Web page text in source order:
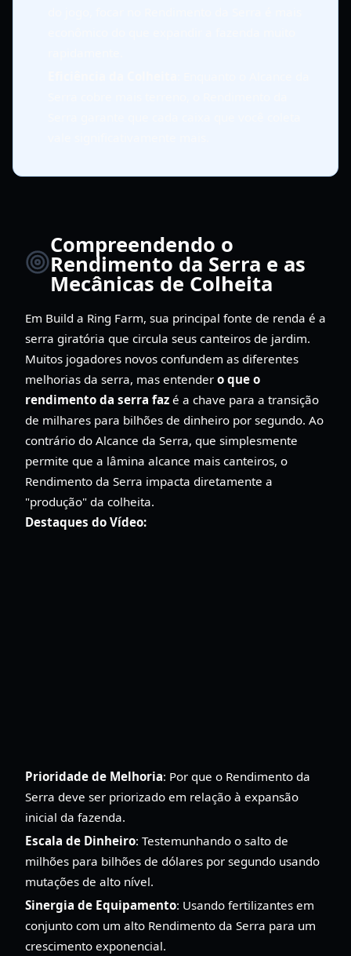
Compreendendo o
Rendimento da Serra e as
Mecânicas de Colheita
Em Build a Ring Farm, sua principal fonte de renda é a
serra giratória que circula seus canteiros de jardim.
Muitos jogadores novos confundem as diferentes
melhorias da serra, mas entender o que o
rendimento da serra faz é a chave para a transição
de milhares para bilhões de dinheiro por segundo. Ao
contrário do Alcance da Serra, que simplesmente
permite que a lâmina alcance mais canteiros, o
Rendimento da Serra impacta diretamente a
"produção" da colheita.
Destaques do Vídeo:
Prioridade de Melhoria: Por que o Rendimento da
Serra deve ser priorizado em relação à expansão
inicial da fazenda.
Escala de Dinheiro: Testemunhando o salto de
milhões para bilhões de dólares por segundo usando
mutações de alto nível.
Sinergia de Equipamento: Usando fertilizantes em
conjunto com um alto Rendimento da Serra para um
crescimento exponencial.